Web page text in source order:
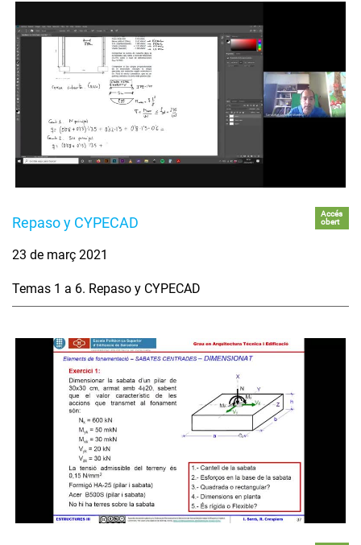
Repaso y CYPECAD
Accés
obert
23 de març 2021
Temas 1 a 6. Repaso y CYPECAD